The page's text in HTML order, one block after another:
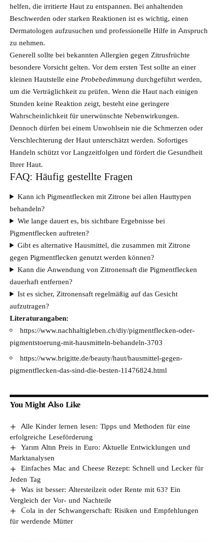
helfen, die irritierte Haut zu entspannen. Bei anhaltenden
Beschwerden oder starken Reaktionen ist es wichtig, einen
Dermatologen aufzusuchen und professionelle Hilfe in Anspruch
zu nehmen.
Generell sollte bei bekannten Allergien gegen Zitrusfrüchte
besondere Vorsicht gelten. Vor dem ersten Test sollte an einer
kleinen Hautstelle eine Probebedimmung durchgeführt werden,
um die Verträglichkeit zu prüfen. Wenn die Haut nach einigen
Stunden keine Reaktion zeigt, besteht eine geringere
Wahrscheinlichkeit für unerwünschte Nebenwirkungen.
Dennoch dürfen bei einem Unwohlsein nie die Schmerzen oder
Verschlechterung der Haut unterschätzt werden. Sofortiges
Handeln schützt vor Langzeitfolgen und fördert die Gesundheit
Ihrer Haut.
FAQ: Häufig gestellte Fragen
Kann ich Pigmentflecken mit Zitrone bei allen Hauttypen
behandeln?
Wie lange dauert es, bis sichtbare Ergebnisse bei
Pigmentflecken auftreten?
Gibt es alternative Hausmittel, die zusammen mit Zitrone
gegen Pigmentflecken genutzt werden können?
Kann die Anwendung von Zitronensaft die Pigmentflecken
dauerhaft entfernen?
Ist es sicher, Zitronensaft regelmäßig auf das Gesicht
aufzutragen?
Literaturangaben:
https://www.nachhaltigleben.ch/diy/pigmentflecken-oder-
pigmentstoerung-mit-hausmitteln-behandeln-3703
https://www.brigitte.de/beauty/haut/hausmittel-gegen-
pigmentflecken-das-sind-die-besten-11476824.html
You Might Also Like
Alle Kinder lernen lesen: Tipps und Methoden für eine
erfolgreiche Leseförderung
Yarım Altın Preis in Euro: Aktuelle Entwicklungen und
Marktanalysen
Einfaches Mac and Cheese Rezept: Schnell und Lecker für
Jeden Tag
Was ist besser: Altersteilzeit oder Rente mit 63? Ein
Vergleich der Vor- und Nachteile
Cola in der Schwangerschaft: Risiken und Empfehlungen
für werdende Mütter